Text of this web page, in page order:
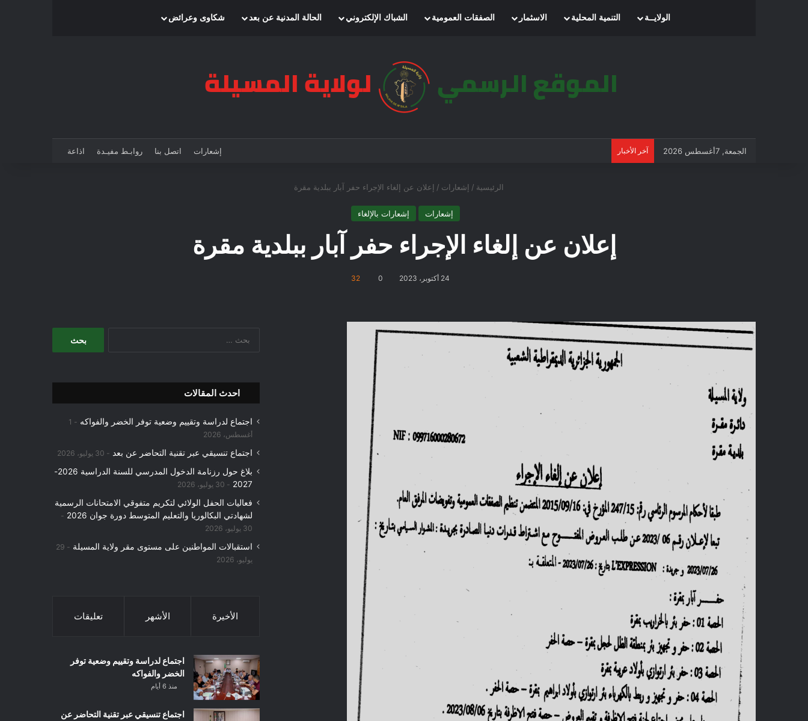
الرئيسيةالولايــة التنمية المحلية الاسثمار الصفقات العمومية الشباك الإلكتروني الحالة المدنية عن بعد شكاوى وعرائض
الجمعة, 7أغسطس 2026 آخر الأخبار إشعارات اتصل بنا روابـط مفيـدة اذاعة
الرئيسية / إشعارات / إعلان عن إلغاء الإجراء حفر آبار ببلدية مقرة
إشعارات إشعارات بالإلغاء
إعلان عن إلغاء الإجراء حفر آبار ببلدية مقرة
24 أكتوبر، 2023 0
32
احدث المقالات
اجتماع لدراسة وتقييم وضعية توفر الخضر والفواكه
1
أغسطس، 2026
اجتماع تنسيقي عبر تقنية التحاضر عن بعد 30 يوليو، 2026
بلاغ حول رزنامة الدخول المدرسي للسنة الدراسية 2026-
2027
30 يوليو، 2026
فعاليات الحفل الولائي لتكريم متفوقي الامتحانات الرسمية
لشهادتي البكالوريا والتعليم المتوسط دورة جوان 2026
30 يوليو، 2026
استقبالات المواطنين على مستوى مقر ولاية المسيلة
29
يوليو، 2026
الأخيرة الأشهر تعليقات
اجتماع لدراسة وتقييم وضعية توفر
الخضر والفواكه
منذ 6 أيام
اجتماع تنسيقي عبر تقنية التحاضر عن